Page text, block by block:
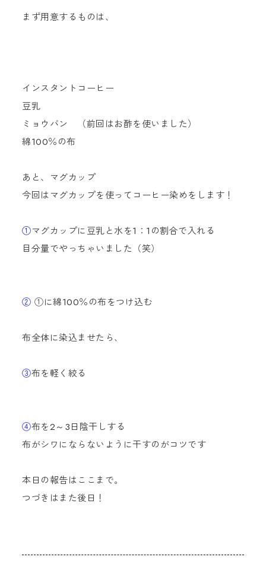
まず用意するものは、
インスタントコーヒー
豆乳
ミョウバン （前回はお酢を使いました）
綿100％の布
あと、マグカップ
今回はマグカップを使ってコーヒー染めをします！
①マグカップに豆乳と水を1：1の割合で入れる
目分量でやっちゃいました（笑）
② ①に綿100％の布をつけ込む
布全体に染込ませたら、
③布を軽く絞る
④布を2～3日陰干しする
布がシワにならないように干すのがコツです
本日の報告はここまで。
つづきはまた後日！